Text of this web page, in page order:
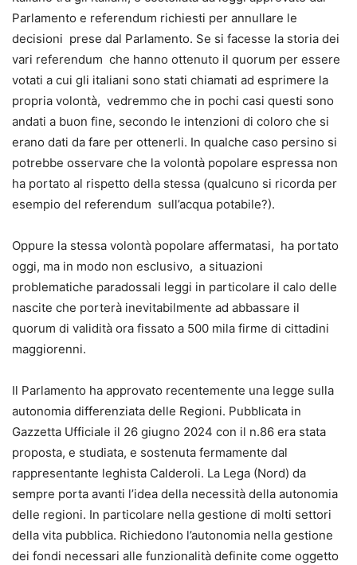
Parlamento e referendum richiesti per annullare le
decisioni prese dal Parlamento. Se si facesse la storia dei
vari referendum che hanno ottenuto il quorum per essere
votati a cui gli italiani sono stati chiamati ad esprimere la
propria volontà, vedremmo che in pochi casi questi sono
andati a buon fine, secondo le intenzioni di coloro che si
erano dati da fare per ottenerli. In qualche caso persino si
potrebbe osservare che la volontà popolare espressa non
ha portato al rispetto della stessa (qualcuno si ricorda per
esempio del referendum sull’acqua potabile?).
Oppure la stessa volontà popolare affermatasi, ha portato
oggi, ma in modo non esclusivo, a situazioni
problematiche paradossali leggi in particolare il calo delle
nascite che porterà inevitabilmente ad abbassare il
quorum di validità ora fissato a 500 mila firme di cittadini
maggiorenni.
Il Parlamento ha approvato recentemente una legge sulla
autonomia differenziata delle Regioni. Pubblicata in
Gazzetta Ufficiale il 26 giugno 2024 con il n.86 era stata
proposta, e studiata, e sostenuta fermamente dal
rappresentante leghista Calderoli. La Lega (Nord) da
sempre porta avanti l’idea della necessità della autonomia
delle regioni. In particolare nella gestione di molti settori
della vita pubblica. Richiedono l’autonomia nella gestione
dei fondi necessari alle funzionalità definite come oggetto